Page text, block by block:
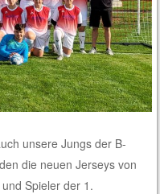
unsere Jungs der B-
die neuen Jerseys von
Spieler der 1.